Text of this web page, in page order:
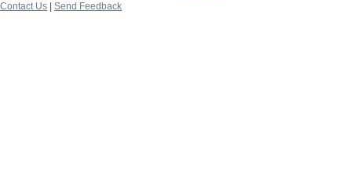
Contact Us
Send Feedback